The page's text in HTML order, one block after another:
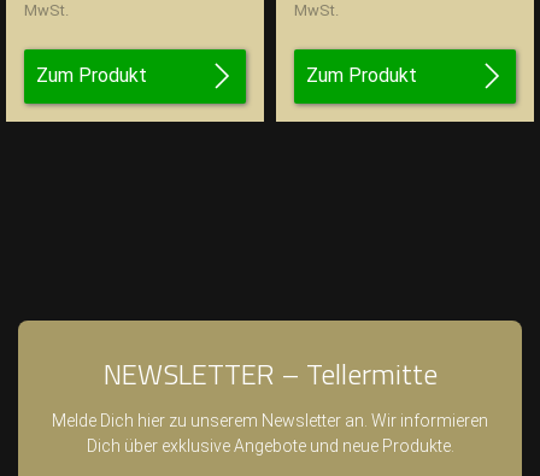
MwSt.
Zum Produkt
MwSt.
Zum Produkt
NEWSLETTER – Tellermitte
Melde Dich hier zu unserem Newsletter an. Wir informieren
Dich über exklusive Angebote und neue Produkte.